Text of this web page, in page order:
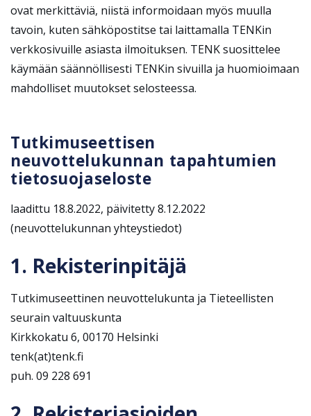
ovat merkittäviä, niistä informoidaan myös muulla
tavoin, kuten sähköpostitse tai laittamalla TENKin
verkkosivuille asiasta ilmoituksen. TENK suosittelee
käymään säännöllisesti TENKin sivuilla ja huomioimaan
mahdolliset muutokset selosteessa.
Tutkimuseettisen
neuvottelukunnan tapahtumien
tietosuojaseloste
laadittu 18.8.2022, päivitetty 8.12.2022
(neuvottelukunnan yhteystiedot)
1. Rekisterinpitäjä
Tutkimuseettinen neuvottelukunta ja Tieteellisten
seurain valtuuskunta
Kirkkokatu 6, 00170 Helsinki
tenk(at)tenk.fi
puh. 09 228 691